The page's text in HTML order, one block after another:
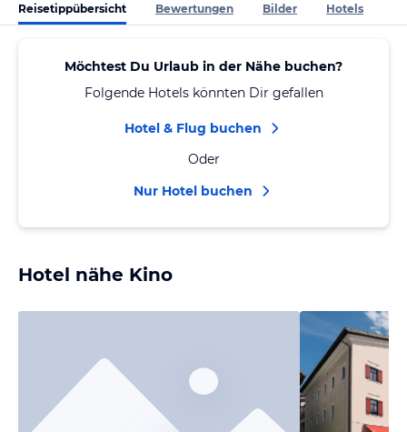
Reisetippübersicht Bewertungen Bilder Hotels
Möchtest Du Urlaub in der Nähe buchen?
Folgende Hotels könnten Dir gefallen
Hotel & Flug buchen
Oder
Nur Hotel buchen
Hotel nähe Kino